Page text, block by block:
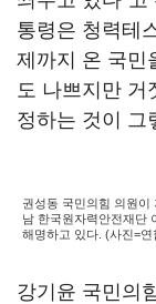
통령은 청력테
제까지 온 국민
도 나쁘지만 거
정하는 것이 그
권성동 국민의힘 의원이
남 한국원자력안전재단
해명하고 있다. (사진=연
강기윤 국민의